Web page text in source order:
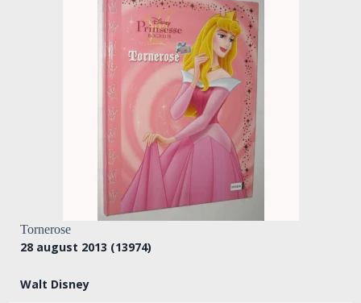
Tornerose
28 august 2013 (13974)
Walt Disney